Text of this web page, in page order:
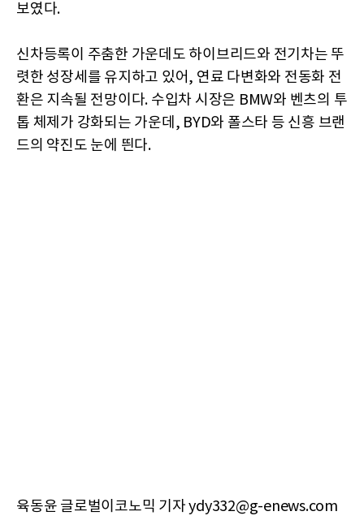
보였다.
신차등록이 주춤한 가운데도 하이브리드와 전기차는 뚜
렷한 성장세를 유지하고 있어, 연료 다변화와 전동화 전
환은 지속될 전망이다. 수입차 시장은 BMW와 벤츠의 투
톱 체제가 강화되는 가운데, BYD와 폴스타 등 신흥 브랜
드의 약진도 눈에 띈다.
육동윤 글로벌이코노믹 기자 ydy332@g-enews.com